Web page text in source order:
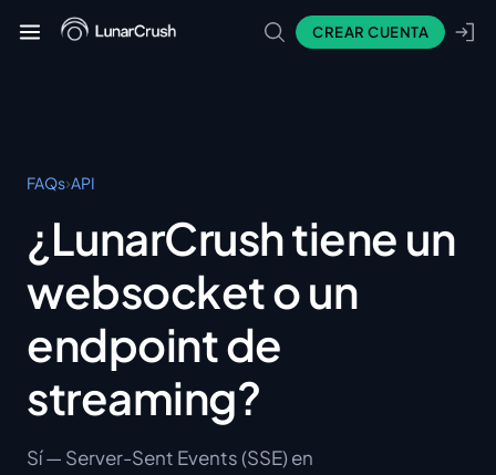
CREAR CUENTA
FAQs›API
¿LunarCrush tiene un
websocket o un
endpoint de
streaming?
Sí — Server-Sent Events (SSE) en